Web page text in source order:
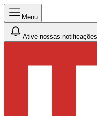
Menu
Ative nossas notificações